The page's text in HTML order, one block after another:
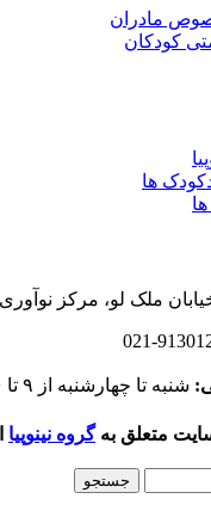
مادران
کودکان
ها
ملک لو، مرکز نوآوری
شنبه تا چهارشنبه از ۹ تا ۱۶
متعلق بهگروه نینوپیا
جستجو